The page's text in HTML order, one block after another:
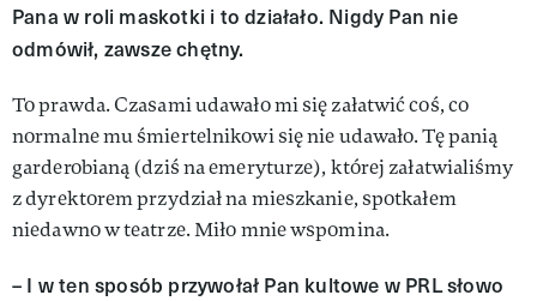
Pana w roli maskotki i to działało. Nigdy Pan nie
odmówił, zawsze chętny.
To prawda. Czasami udawało mi się załatwić coś, co
normalne­ mu śmiertelnikowi się nie udawa­ło. Tę panią
garderobianą (dziś na emeryturze), której załatwialiśmy
z dyrektorem przydział na miesz­kanie, spotkałem
niedawno w teatrze. Miło mnie wspomina.
– I w ten sposób przywołał Pan kul­towe w PRL słowo